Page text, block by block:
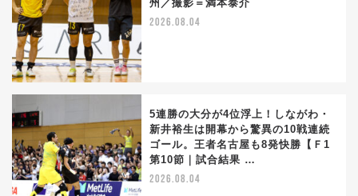
州／撮影＝満本泰介
2026.08.04
5連勝の大分が4位浮上！しながわ・
新井裕生は開幕から驚異の10戦連続
ゴール。王者名古屋も8発快勝【Ｆ1
第10節｜試合結果 …
2026.08.04